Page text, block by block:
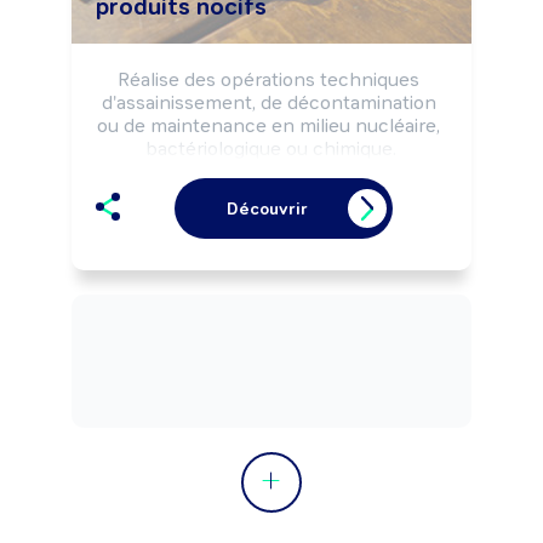
produits nocifs
Réalise des opérations techniques
d'assainissement, de décontamination
ou de maintenance en milieu nucléaire,
bactériologique ou chimique.
installations et procédures de
déplacements d'éléments polluants et
nocifs selon des règles de sécurité et
Peut coordonner une équipe.
Découvrir